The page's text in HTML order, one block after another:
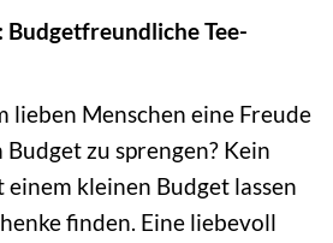
Budgetfreundliche Tee-
lieben Menschen eine Freude
zu sprengen? Kein
kleinen Budget lassen
finden. Eine liebevoll